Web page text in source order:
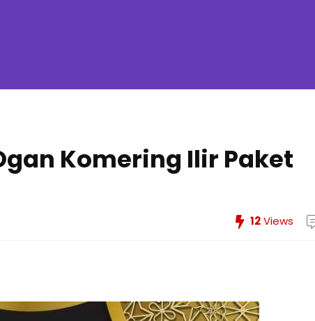
Komering Ilir Paket
12Views